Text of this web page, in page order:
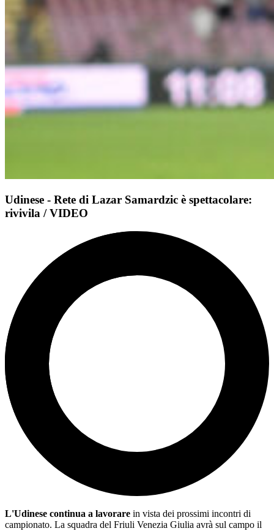
Udinese - Rete di Lazar Samardzic è spettacolare:
rivivila / VIDEO
L'Udinese continua a lavorare in vista dei prossimi incontri di
campionato. La squadra del Friuli Venezia Giulia avrà sul campo il